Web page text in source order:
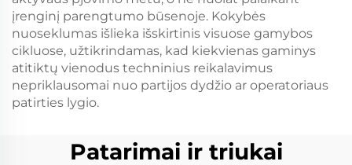
įrenginį parengtumo būsenoje. Kokybės
nuoseklumas išlieka išskirtinis visuose gamybos
cikluose, užtikrindamas, kad kiekvienas gaminys
atitiktų vienodus techninius reikalavimus
nepriklausomai nuo partijos dydžio ar operatoriaus
patirties lygio.
Patarimai ir triukai